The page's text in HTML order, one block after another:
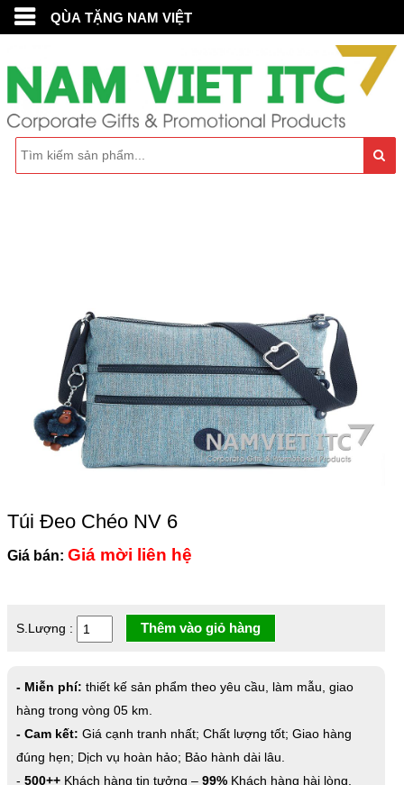
QÙA TẶNG NAM VIỆT
Túi Đeo Chéo NV 6
Giá bán: Giá mời liên hệ
S.Lượng : Thêm vào giỏ hàng
- Miễn phí: thiết kế sản phẩm theo yêu cầu, làm mẫu, giao
hàng trong vòng 05 km.
- Cam kết: Giá cạnh tranh nhất; Chất lượng tốt; Giao hàng
đúng hẹn; Dịch vụ hoàn hảo; Bảo hành dài lâu.
- 500++ Khách hàng tin tưởng – 99% Khách hàng hài lòng.